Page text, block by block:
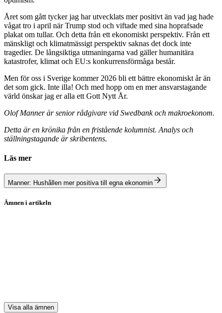
Året som gått tycker jag har utvecklats mer positivt än vad jag hade
vågat tro i april när Trump stod och viftade med sina hoprafsade
plakat om tullar. Och detta från ett ekonomiskt perspektiv. Från ett
mänskligt och klimatmässigt perspektiv saknas det dock inte
tragedier. De långsiktiga utmaningarna vad gäller humanitära
katastrofer, klimat och EU:s konkurrensförmåga består.
Men för oss i Sverige kommer 2026 bli ett bättre ekonomiskt år än
det som gick. Inte illa! Och med hopp om en mer ansvarstagande
värld önskar jag er alla ett Gott Nytt År.
Olof Manner är senior rådgivare vid Swedbank och makroekonom.
Detta är en krönika från en fristående kolumnist. Analys och
ställningstagande är skribentens.
Läs mer
Manner: Hushållen mer positiva till egna ekonomin
Ämnen i artikeln
Visa alla ämnen